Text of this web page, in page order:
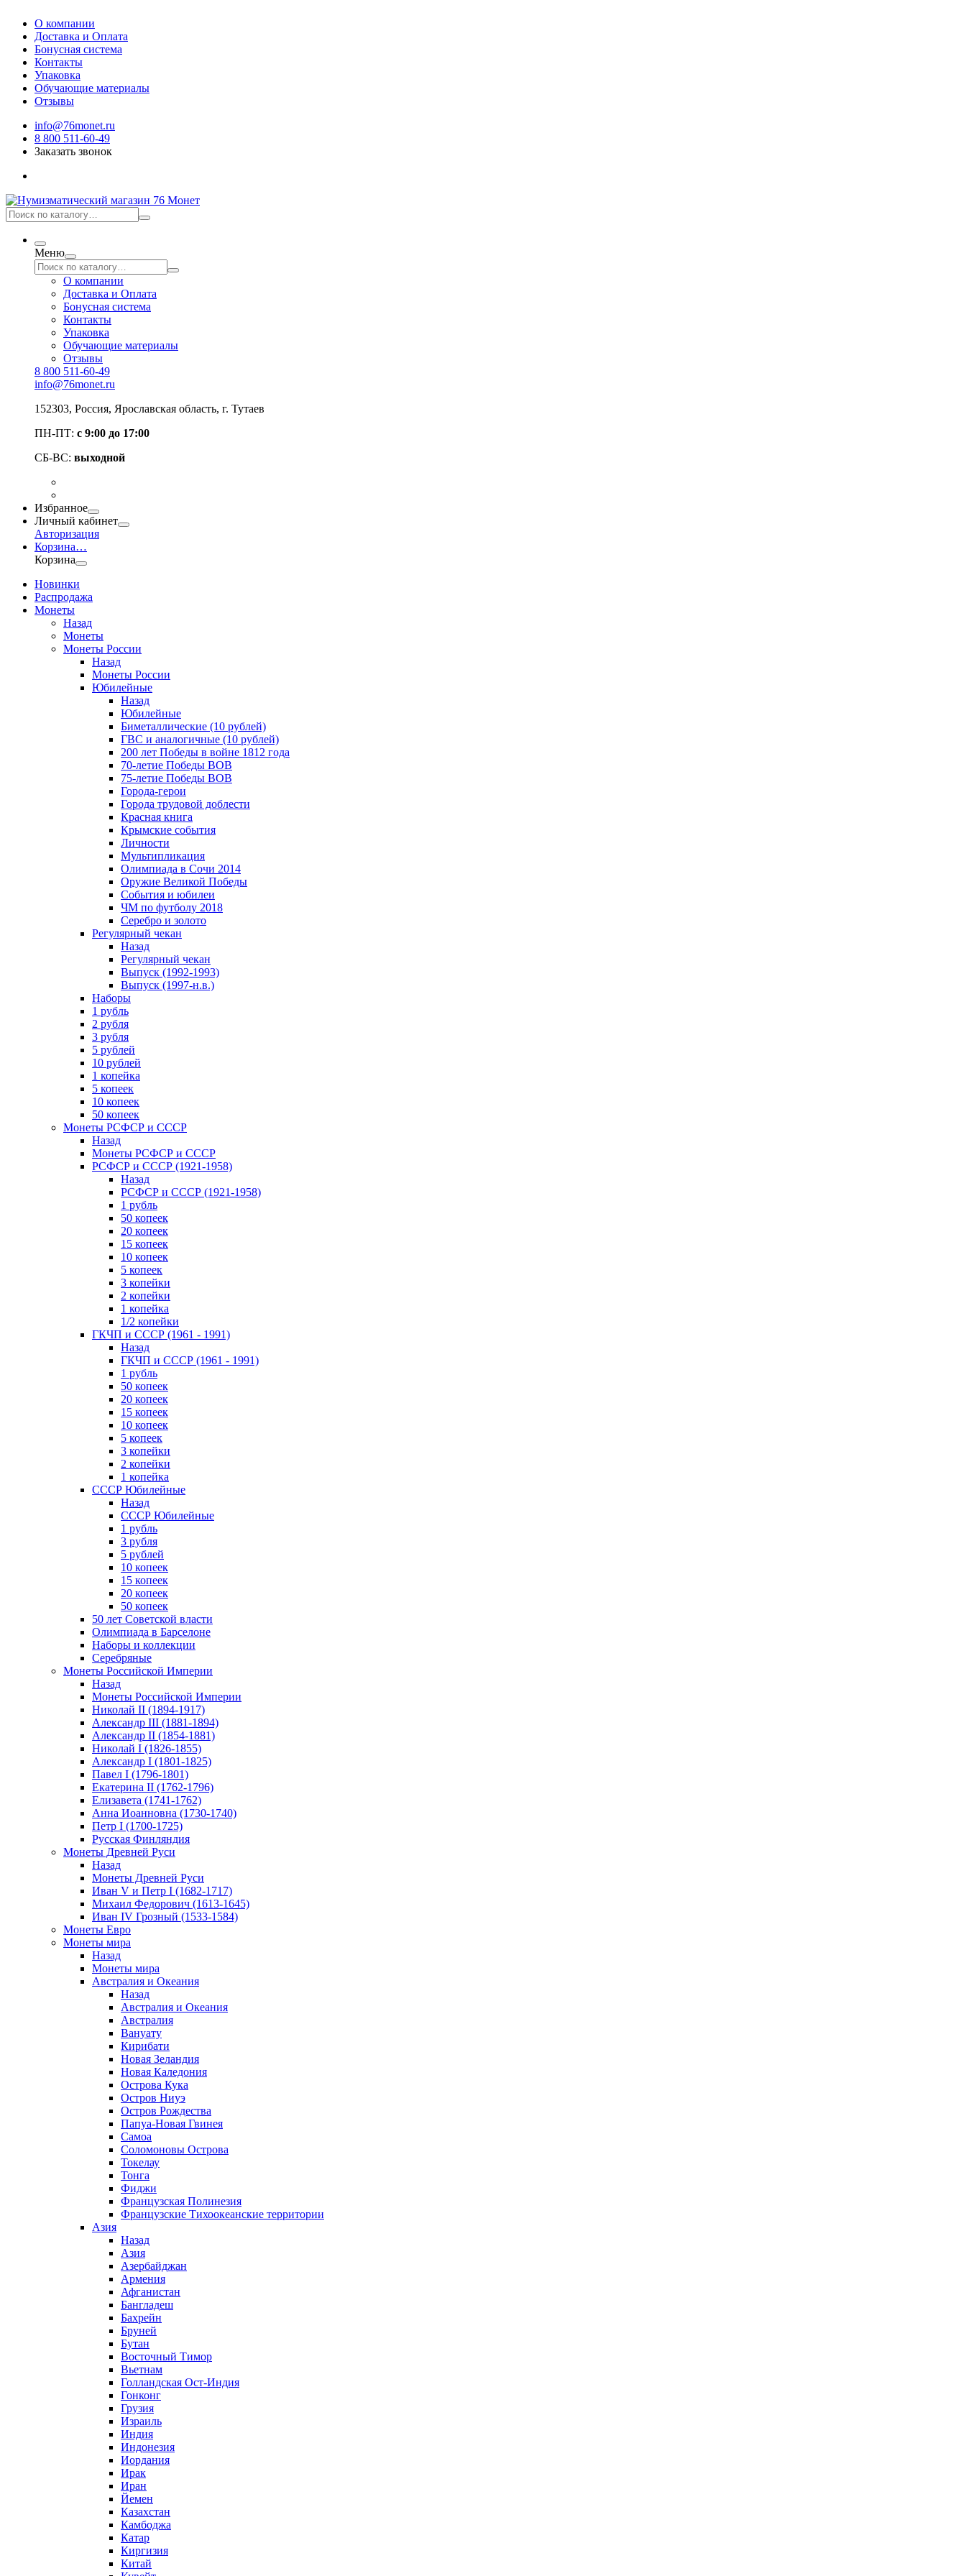
О компании
Доставка и Оплата
Бонусная система
Контакты
Упаковка
Обучающие материалы
Отзывы
info@76monet.ru
8 800 511-60-49
Заказать звонок
Меню
О компании
Доставка и Оплата
Бонусная система
Контакты
Упаковка
Обучающие материалы
Отзывы
8 800 511-60-49
info@76monet.ru
152303, Россия, Ярославская область, г. Тутаев
ПН-ПТ: с 9:00 до 17:00
СБ-ВС: выходной
Избранное
Личный кабинет
Авторизация
Корзина…
Корзина
Новинки
Распродажа
Монеты
Назад
Монеты
Монеты России
Назад
Монеты России
Юбилейные
Назад
Юбилейные
Биметаллические (10 рублей)
ГВС и аналогичные (10 рублей)
200 лет Победы в войне 1812 года
70-летие Победы ВОВ
75-летие Победы ВОВ
Города-герои
Города трудовой доблести
Красная книга
Крымские события
Личности
Мультипликация
Олимпиада в Сочи 2014
Оружие Великой Победы
События и юбилеи
ЧМ по футболу 2018
Серебро и золото
Регулярный чекан
Назад
Регулярный чекан
Выпуск (1992-1993)
Выпуск (1997-н.в.)
Наборы
1 рубль
2 рубля
3 рубля
5 рублей
10 рублей
1 копейка
5 копеек
10 копеек
50 копеек
Монеты РСФСР и СССР
Назад
Монеты РСФСР и СССР
РСФСР и СССР (1921-1958)
Назад
РСФСР и СССР (1921-1958)
1 рубль
50 копеек
20 копеек
15 копеек
10 копеек
5 копеек
3 копейки
2 копейки
1 копейка
1/2 копейки
ГКЧП и СССР (1961 - 1991)
Назад
ГКЧП и СССР (1961 - 1991)
1 рубль
50 копеек
20 копеек
15 копеек
10 копеек
5 копеек
3 копейки
2 копейки
1 копейка
СССР Юбилейные
Назад
СССР Юбилейные
1 рубль
3 рубля
5 рублей
10 копеек
15 копеек
20 копеек
50 копеек
50 лет Советской власти
Олимпиада в Барселоне
Наборы и коллекции
Серебряные
Монеты Российской Империи
Назад
Монеты Российской Империи
Николай II (1894-1917)
Александр III (1881-1894)
Александр II (1854-1881)
Николай I (1826-1855)
Александр I (1801-1825)
Павел I (1796-1801)
Екатерина II (1762-1796)
Елизавета (1741-1762)
Анна Иоанновна (1730-1740)
Петр I (1700-1725)
Русская Финляндия
Монеты Древней Руси
Назад
Монеты Древней Руси
Иван V и Петр I (1682-1717)
Михаил Федорович (1613-1645)
Иван IV Грозный (1533-1584)
Монеты Евро
Монеты мира
Назад
Монеты мира
Австралия и Океания
Назад
Австралия и Океания
Австралия
Вануату
Кирибати
Новая Зеландия
Новая Каледония
Острова Кука
Остров Ниуэ
Остров Рождества
Папуа-Новая Гвинея
Самоа
Соломоновы Острова
Токелау
Тонга
Фиджи
Французская Полинезия
Французские Тихоокеанские территории
Азия
Назад
Азия
Азербайджан
Армения
Афганистан
Бангладеш
Бахрейн
Бруней
Бутан
Восточный Тимор
Вьетнам
Голландская Ост-Индия
Гонконг
Грузия
Израиль
Индия
Индонезия
Иордания
Ирак
Иран
Йемен
Казахстан
Камбоджа
Катар
Киргизия
Китай